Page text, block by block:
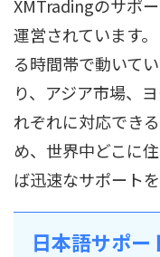
XMTradingのサポ
運営されています
る時間帯で動いて
り、アジア市場、
れぞれに対応でき
め、世界中どこに
ば迅速なサポート
日本語サポー